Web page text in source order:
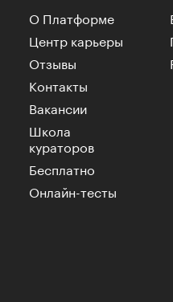
О Платформе
Центр карьеры
Отзывы
Контакты
Вакансии
Школа
кураторов
Бесплатно
Онлайн-тесты